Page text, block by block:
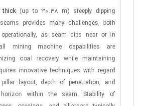
thick (up to 30.48 m) steeply dipping
provides many challenges, both
as seam dips near or in
mining machine capabilities are
coal recovery while maintaining
innovative techniques with regard
layout, depth of penetration, and
within the seam. Stability of